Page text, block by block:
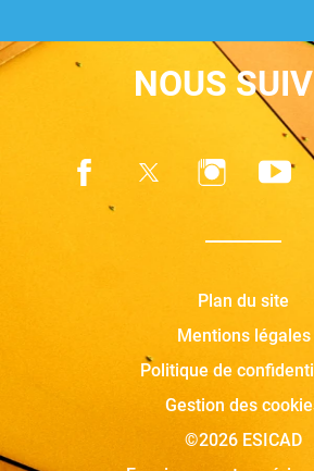
NOUS
Plan du site
Mentions légales
Politique de
Gestion des
©2026 ESICAD